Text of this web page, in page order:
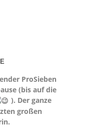
ProSieben
(bis auf die
). Der ganze
großen